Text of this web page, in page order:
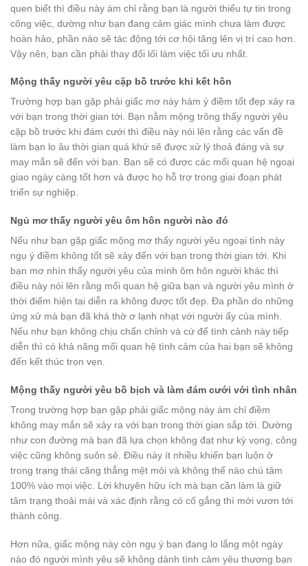
quen biết thì điều này ám chỉ rằng bạn là người thiếu tự tin trong
công việc, dường như bạn đang cảm giác mình chưa làm được
hoàn hảo, phần nào sẽ tác động tới cơ hội tăng lên vị trí cao hơn.
Vậy nên, bạn cần phải thay đổi lối làm việc tối ưu nhất.
Mộng thấy người yêu cặp bồ trước khi kết hôn
Trường hợp bạn gặp phải giấc mơ này hàm ý điềm tốt đẹp xảy ra
với bạn trong thời gian tới. Bạn nằm mộng trông thấy người yêu
cặp bồ trước khi đám cưới thì điều này nói lên rằng các vấn đề
làm bạn lo âu thời gian quá khứ sẽ được xử lý thoả đáng và sự
may mắn sẽ đến với bạn. Bạn sẽ có được các mối quan hệ ngoại
giao ngày càng tốt hơn và được họ hỗ trợ trong giai đoạn phát
triển sự nghiệp.
Ngủ mơ thấy người yêu ôm hôn người nào đó
Nếu như bạn gặp giấc mộng mơ thấy người yêu ngoại tình này
ngụ ý điềm không tốt sẽ xảy đến với bạn trong thời gian tới. Khi
bạn mơ nhìn thấy người yêu của mình ôm hôn người khác thì
điều này nói lên rằng mối quan hệ giữa bạn và người yêu mình ở
thời điểm hiện tại diễn ra không được tốt đẹp. Đa phần do những
ứng xử mà bạn đã khá thờ ơ lạnh nhạt với người ấy của mình.
Nếu như bạn không chịu chấn chỉnh và cứ để tình cảnh này tiếp
diễn thì có khả năng mối quan hệ tình cảm của hai bạn sẽ không
đến kết thúc trọn vẹn.
Mộng thấy người yêu bồ bịch và làm đám cưới với tình nhân
Trong trường hợp bạn gặp phải giấc mộng này ám chỉ điềm
không may mắn sẽ xảy ra với bạn trong thời gian sắp tới. Dường
như con đường mà bạn đã lựa chọn không đạt như kỳ vọng, công
việc cũng không suôn sẻ. Điều này ít nhiều khiến bạn luôn ở
trong trạng thái căng thẳng mệt mỏi và không thể nào chú tâm
100% vào mọi việc. Lời khuyên hữu ích mà bạn cần làm là giữ
tâm trạng thoải mái và xác định rằng có cố gắng thì mới vươn tới
thành công.
Hơn nữa, giấc mộng này còn ngụ ý bạn đang lo lắng một ngày
nào đó người mình yêu sẽ không dành tình cảm yêu thương bạn